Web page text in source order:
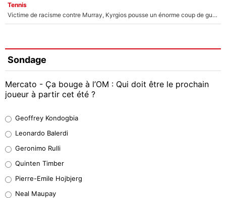
Tennis
Victime de racisme contre Murray, Kyrgios pousse un énorme coup de gueule !
Sondage
Mercato - Ça bouge à l’OM : Qui doit être le prochain
joueur à partir cet été ?
38%
32%
5%
Geoffrey Kondogbia
Leonardo Balerdi
Geronimo Rulli
Quinten Timber
Pierre-Emile Hojbjerg
Neal Maupay